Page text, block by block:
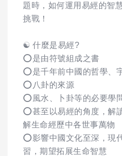
題時，如何運用易經的智
挑戰！
☯ 什麼是易經?
⭕️是由符號組成之書
⭕️是千年前中國的哲學、
⭕️八卦的來源
⭕️風水、卜卦等的必要學
⭕️甚至以易經的角度，解
解生命經歷中各世事萬物
⭕️影響中國文化至深，現
習，期望拓展生命智慧